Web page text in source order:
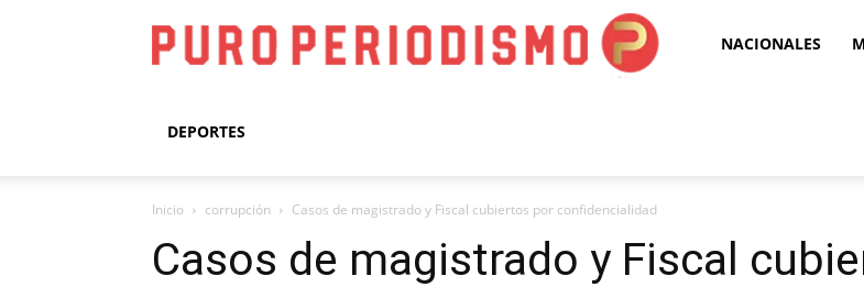
Puro NACIONALES
DEPORTES
Inicio corrupción Casos de magistrado y Fiscal cubiertos por confidencialidad
Casos de magistrado y Fiscal